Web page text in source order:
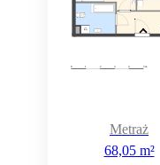
Metraż
68,05 m²